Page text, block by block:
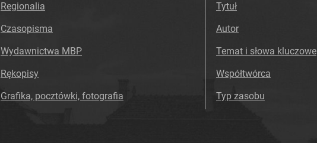
Regionalia
Czasopisma
Wydawnictwa MBP
Rękopisy
Grafika, pocztówki, fotografia
Tytuł
Autor
Temat i słowa kluczowe
Współtwórca
Typ zasobu